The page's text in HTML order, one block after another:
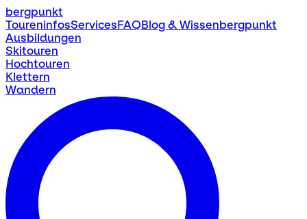
bergpunkt
ToureninfosServicesFAQBlog & Wissenbergpunkt
Ausbildungen
Skitouren
Hochtouren
Klettern
Wandern